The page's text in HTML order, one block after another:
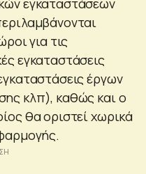
για τις
εγκαταστάσεις
έργων
κλπ), καθώς και ο
θα οριστεί χωρικά